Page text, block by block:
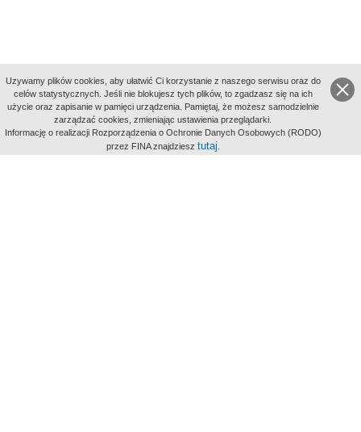
aktywności
Uzywamy plików cookies, aby ułatwić Ci korzystanie z naszego serwisu oraz do
celów statystycznych. Jeśli nie blokujesz tych plików, to zgadzasz się na ich
użycie oraz zapisanie w pamięci urządzenia. Pamiętaj, że możesz samodzielnie
zarządzać cookies, zmieniając ustawienia przeglądarki.
Informację o realizacji Rozporządzenia o Ochronie Danych Osobowych (RODO)
przez FINA znajdziesz tutaj